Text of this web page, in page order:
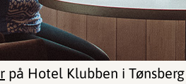
på Hotel Klubben i